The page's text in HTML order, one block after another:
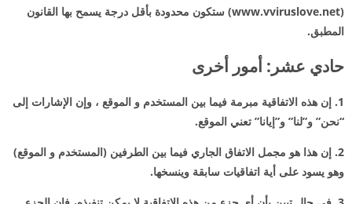
(www.vviruslove.net) ستكون محدودة بأقل درجة يسمح بها القانون
المطبق.
حادي عشر: أمور أخرى
1. إن هذه الاتفاقية مبرمة فيما بين المستخدم و الموقع ، وإن الإشارات إلى
“نحن” و”لنا” و”إيانا” تعني الموقع.
2. إن هذا هو مجمل الاتفاق الجاري فيما بين الطرفين (المستخدم و الموقع)
وهو يسود على أية اتفاقيات سابقة وينسخها.